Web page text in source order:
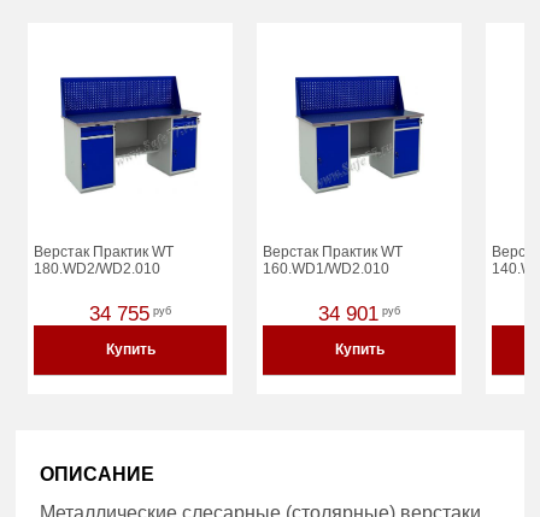
Верстак Практик WT
180.WD2/WD2.010
34 755 руб
Купить
Верстак Практик WT
160.WD1/WD2.010
34 901 руб
Купить
ОПИСАНИЕ